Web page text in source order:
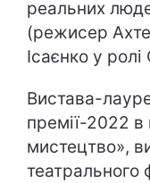
реальних
(режисер
Ісаєнко у
Вистава-
премії-2022 в
мистецтво»,
театрального